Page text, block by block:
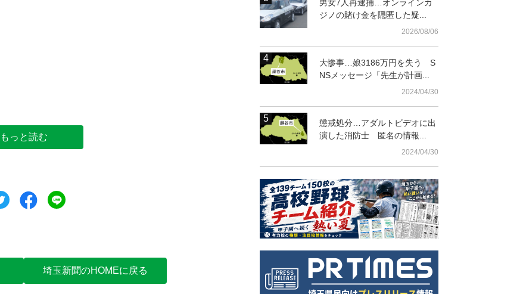
秩父・三峯山ヘリポート周辺の地図
クマのイメージ
もっと読む
ツイートシェア
埼玉新聞のHOMEに戻る
男女7人再逮捕…オンラインカ
ジノの賭け金を隠匿した疑...
2026/08/06
大惨事…娘3186万円を失う S
NSメッセージ「先生が計画...
2024/04/30
懲戒処分…アダルトビデオに出
演した消防士 匿名の情報...
2024/04/30